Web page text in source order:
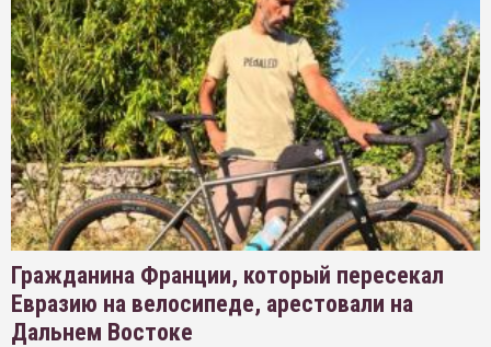
Гражданина Франции, который пересекал
Евразию на велосипеде, арестовали на
Дальнем Востоке